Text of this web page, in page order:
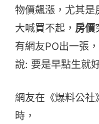
物價飆漲，尤其是
大喊買不起， 房價
有網友PO出一張
說: 要是早點生就
網友在《爆料公社
時，